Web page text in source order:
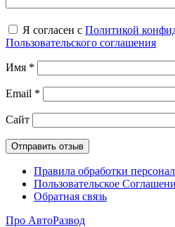
Я согласен с Политикой
Пользовательского соглашения
Имя *
Email *
Сайт
Правила обработки
Пользовательское
Обратная связь
Про АвтоРазвод